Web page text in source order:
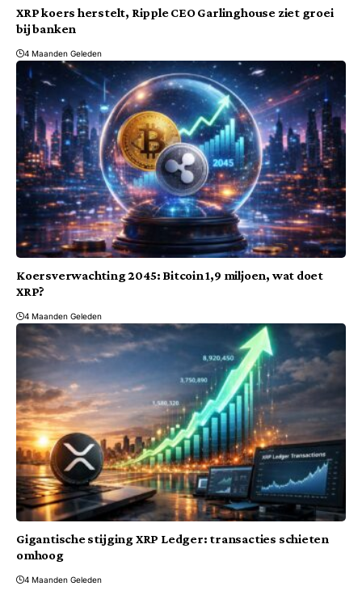
XRP koers herstelt, Ripple CEO Garlinghouse ziet groei
bij banken
4 Maanden Geleden
Koersverwachting 2045: Bitcoin 1,9 miljoen, wat doet
XRP?
4 Maanden Geleden
Gigantische stijging XRP Ledger: transacties schieten
omhoog
4 Maanden Geleden